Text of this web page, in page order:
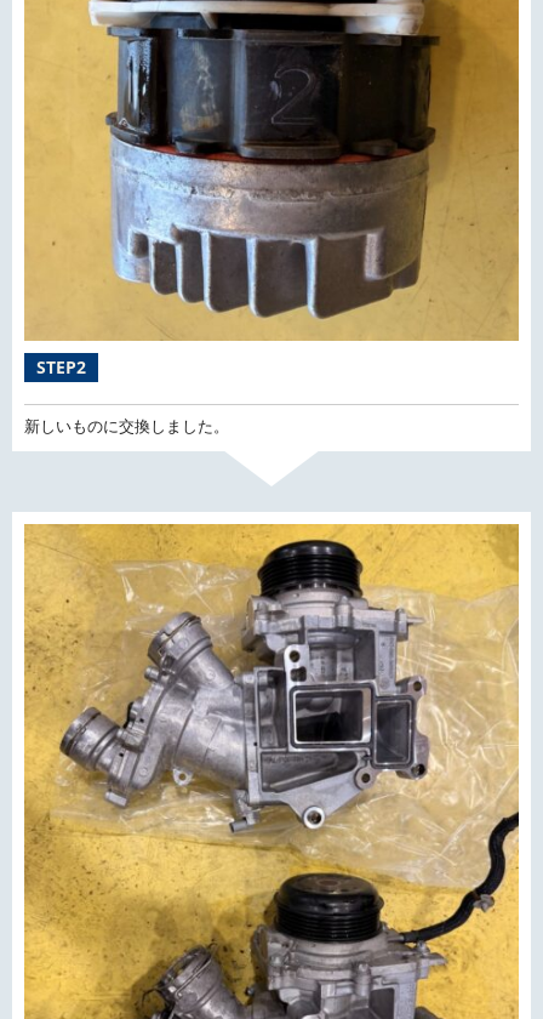
STEP2
新しいものに交換しました。